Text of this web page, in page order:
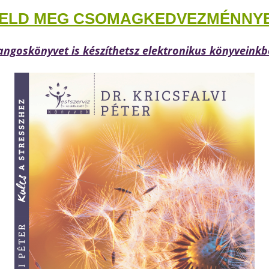
MEG
is készíthetsz elektronikus